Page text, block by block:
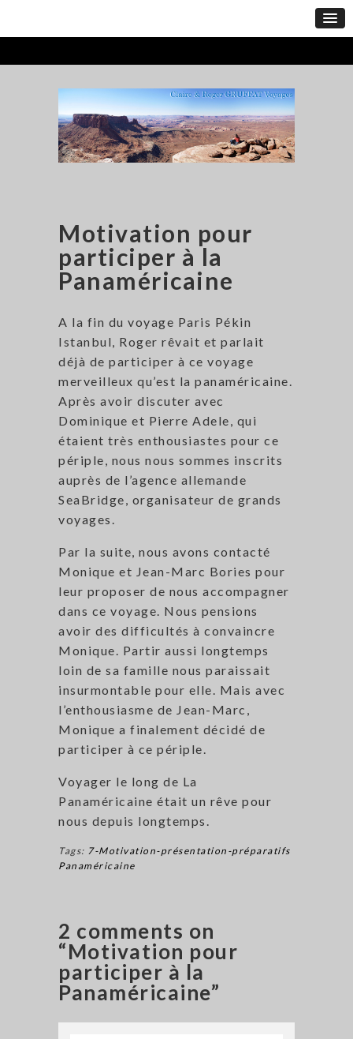
Motivation pour
participer à la
Panaméricaine
A la fin du voyage Paris Pékin
Istanbul, Roger rêvait et parlait
déjà de participer à ce voyage
merveilleux qu’est la panaméricaine.
Après avoir discuter avec
Dominique et Pierre Adele, qui
étaient très enthousiastes pour ce
périple, nous nous sommes inscrits
auprès de l’agence allemande
SeaBridge, organisateur de grands
voyages.
Par la suite, nous avons contacté
Monique et Jean-Marc Bories pour
leur proposer de nous accompagner
dans ce voyage. Nous pensions
avoir des difficultés à convaincre
Monique. Partir aussi longtemps
loin de sa famille nous paraissait
insurmontable pour elle. Mais avec
l’enthousiasme de Jean-Marc,
Monique a finalement décidé de
participer à ce périple.
Voyager le long de La
Panaméricaine était un rêve pour
nous depuis longtemps.
Tags: 7-Motivation-présentation-préparatifs
Panaméricaine
2 comments on
“Motivation pour
participer à la
Panaméricaine”